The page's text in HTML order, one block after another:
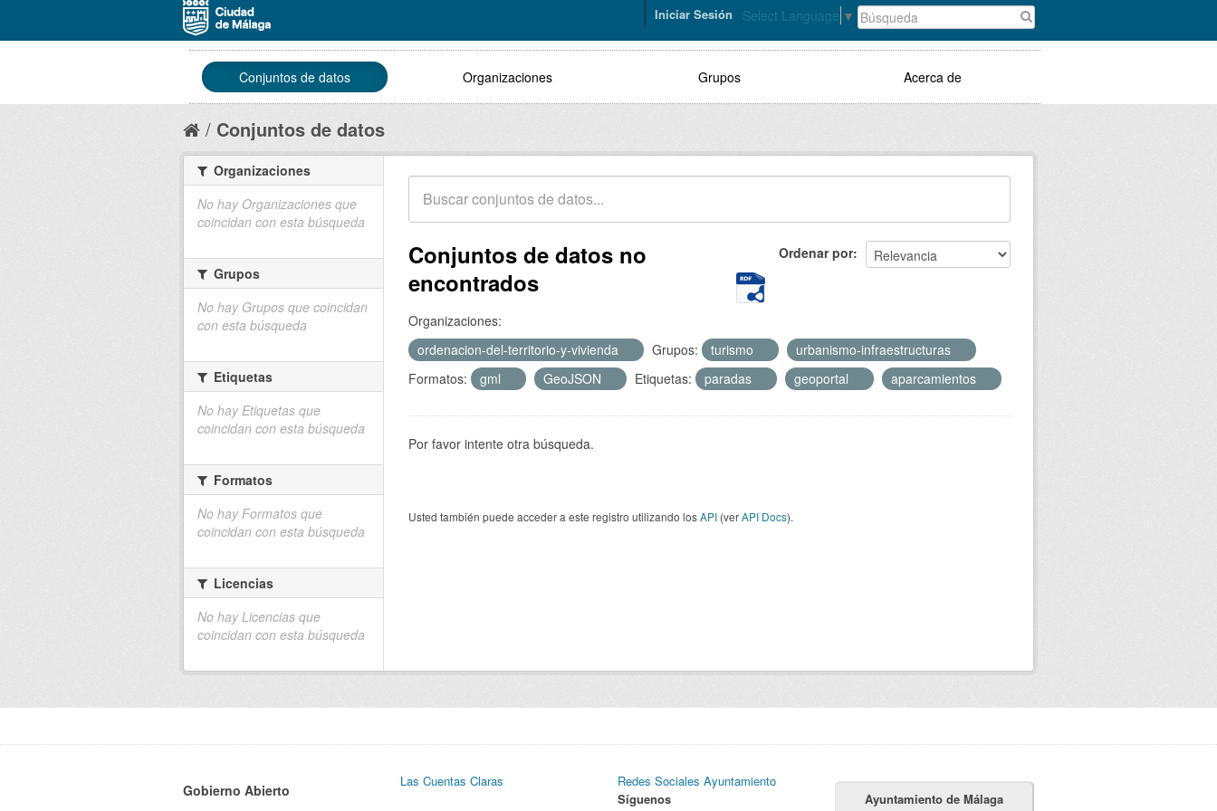
Select Language ▼
Iniciar Sesión
Conjuntos de datos Organizaciones Grupos Acerca de
Conjuntos de datos
Ordenar por
Conjuntos de datos no
encontrados
Organizaciones:
ordenacion-del-territorio-y-vivienda
Grupos: turismo
urbanismo-infraestructuras
Formatos:
gml GeoJSON Etiquetas: paradas geoportal aparcamientos
Por favor intente otra búsqueda.
Usted también puede acceder a este registro utilizando losAPI (verAPI Docs).
Organizaciones
No hay Organizaciones que
coincidan con esta búsqueda
Grupos
No hay Grupos que coincidan
con esta búsqueda
Etiquetas
No hay Etiquetas que
coincidan con esta búsqueda
Formatos
No hay Formatos que
coincidan con esta búsqueda
Licencias
No hay Licencias que
coincidan con esta búsqueda
Gobierno Abierto
Las Cuentas Claras
Redes Sociales Ayuntamiento
Síguenos
Ayuntamiento de Málaga